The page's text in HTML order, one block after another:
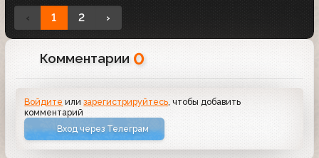
‹ 1 2 ›
Комментарии 0
Войдите илизарегистрируйтесь, чтобы добавить
комментарий
Вход через Телеграм